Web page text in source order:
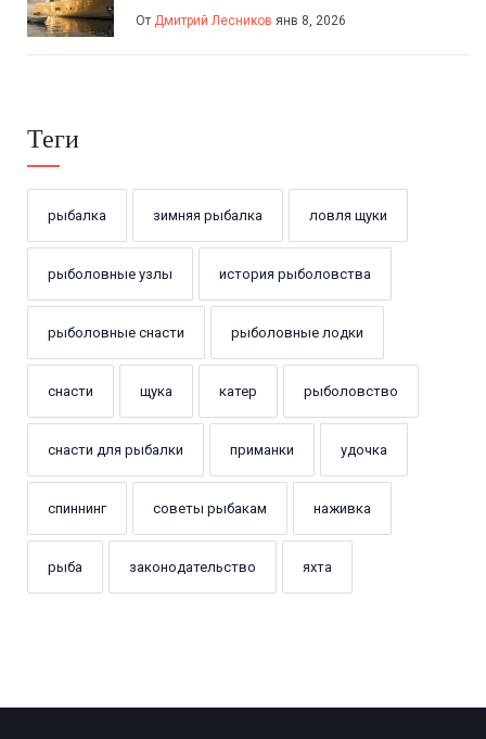
От Дмитрий Лесников янв 8, 2026
Теги
рыбалка зимняя рыбалка ловля щуки
рыболовные узлы история рыболовства
рыболовные снасти рыболовные лодки
снасти щука катер рыболовство
снасти для рыбалки приманки удочка
спиннинг советы рыбакам наживка
рыба законодательство яхта